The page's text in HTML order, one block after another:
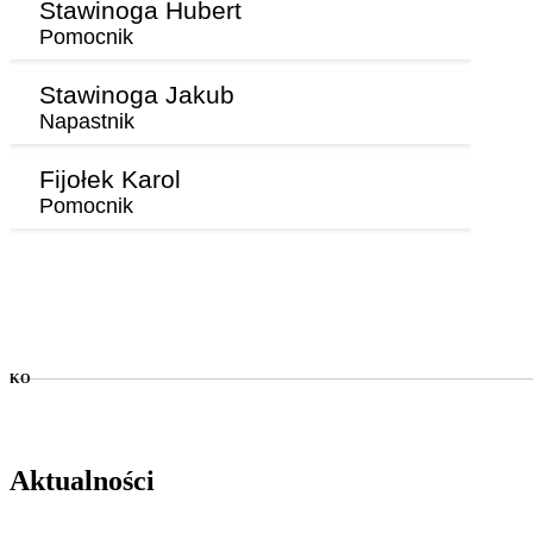
Stawinoga Hubert
Pomocnik
Stawinoga Jakub
Napastnik
Fijołek Karol
Pomocnik
KO
Aktualności